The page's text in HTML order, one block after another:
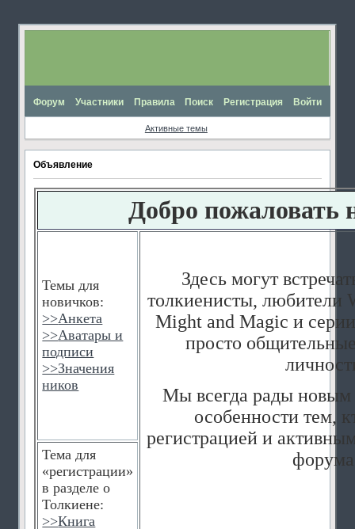
Форум Участники Правила Поиск Регистрация Войти
Активные темы
Объявление
Добро пожаловать
Темы для
новичков:
>>Анкета
>>Аватары и
подписи
>>Значения
ников
Здесь могут
толкиенисты, любители
Might and Magic и
просто
Мы всегда рады новым
особенности тем,
регистрацией и
Тема для
«регистрации»
в разделе о
Толкиене:
>>Книга